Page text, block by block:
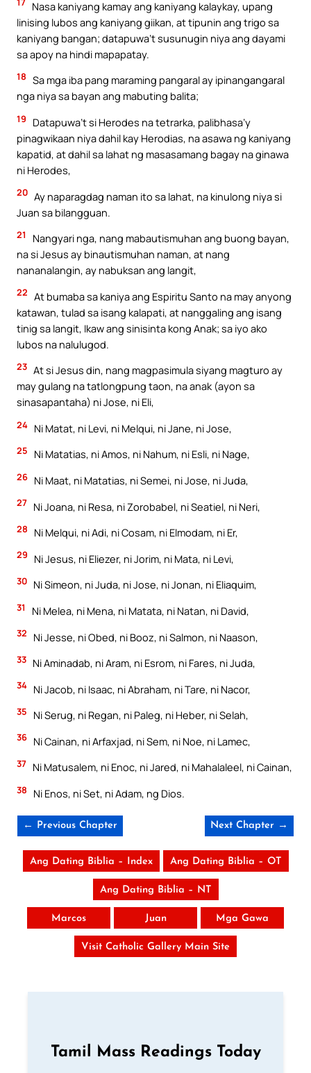
Nasa kaniyang kamay ang kaniyang kalaykay, upang
linising lubos ang kaniyang giikan, at tipunin ang trigo sa
kaniyang bangan; datapuwa’t susunugin niya ang dayami
sa apoy na hindi mapapatay.
18 Sa mga iba pang maraming pangaral ay ipinangangaral
nga niya sa bayan ang mabuting balita;
19
Datapuwa’t si Herodes na tetrarka, palibhasa’y
pinagwikaan niya dahil kay Herodias, na asawa ng kaniyang
kapatid, at dahil sa lahat ng masasamang bagay na ginawa
ni Herodes,
20 Ay naparagdag naman ito sa lahat, na kinulong niya si
Juan sa bilangguan.
21
Nangyari nga, nang mabautismuhan ang buong bayan,
na si Jesus ay binautismuhan naman, at nang
nananalangin, ay nabuksan ang langit,
22 At bumaba sa kaniya ang Espiritu Santo na may anyong
katawan, tulad sa isang kalapati, at nanggaling ang isang
tinig sa langit, Ikaw ang sinisinta kong Anak; sa iyo ako
lubos na nalulugod.
23 At si Jesus din, nang magpasimula siyang magturo ay
may gulang na tatlongpung taon, na anak (ayon sa
sinasapantaha) ni Jose, ni Eli,
24 Ni Matat, ni Levi, ni Melqui, ni Jane, ni Jose,
25 Ni Matatias, ni Amos, ni Nahum, ni Esli, ni Nage,
26 Ni Maat, ni Matatias, ni Semei, ni Jose, ni Juda,
27 Ni Joana, ni Resa, ni Zorobabel, ni Seatiel, ni Neri,
28 Ni Melqui, ni Adi, ni Cosam, ni Elmodam, ni Er,
29 Ni Jesus, ni Eliezer, ni Jorim, ni Mata, ni Levi,
30 Ni Simeon, ni Juda, ni Jose, ni Jonan, ni Eliaquim,
31 Ni Melea, ni Mena, ni Matata, ni Natan, ni David,
32 Ni Jesse, ni Obed, ni Booz, ni Salmon, ni Naason,
33 Ni Aminadab, ni Aram, ni Esrom, ni Fares, ni Juda,
34 Ni Jacob, ni Isaac, ni Abraham, ni Tare, ni Nacor,
35 Ni Serug, ni Regan, ni Paleg, ni Heber, ni Selah,
36 Ni Cainan, ni Arfaxjad, ni Sem, ni Noe, ni Lamec,
37 Ni Matusalem, ni Enoc, ni Jared, ni Mahalaleel, ni Cainan,
38 Ni Enos, ni Set, ni Adam, ng Dios.
← Previous Chapter Next Chapter →
Ang Dating Biblia – Index Ang Dating Biblia – OT
Ang Dating Biblia – NT
Marcos Juan Mga Gawa
Visit Catholic Gallery Main Site
Tamil Mass Readings Today